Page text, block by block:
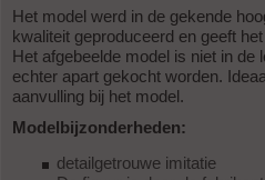
Het model werd in de gekende
kwaliteit geproduceerd en geeft
Het afgebeelde model is niet in de
echter apart gekocht worden.
aanvulling bij het model.
Modelbijzonderheden:
detailgetrouwe imitatie